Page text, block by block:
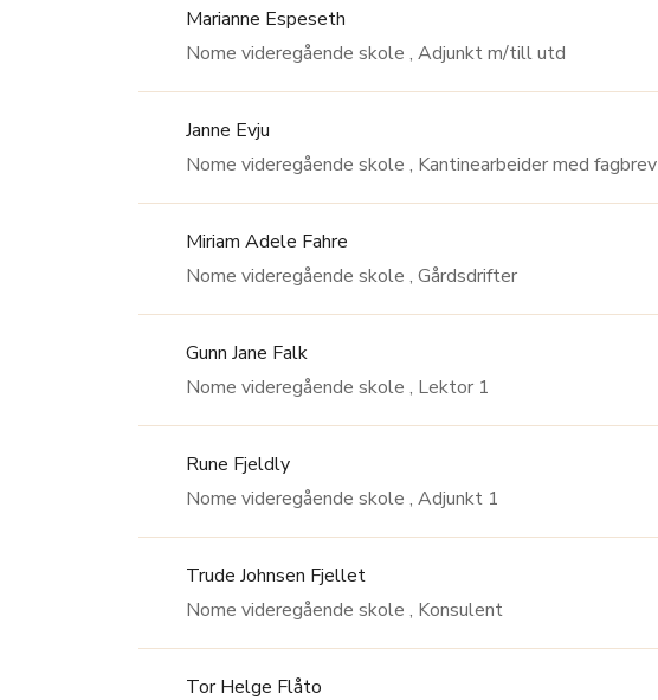
Marianne Espeseth
Nome videregående skole , Adjunkt m/till utd
Janne Evju
Nome videregående skole , Kantinearbeider med fagbrev
Miriam Adele Fahre
Nome videregående skole , Gårdsdrifter
Gunn Jane Falk
Nome videregående skole , Lektor 1
Rune Fjeldly
Nome videregående skole , Adjunkt 1
Trude Johnsen Fjellet
Nome videregående skole , Konsulent
Tor Helge Flåto